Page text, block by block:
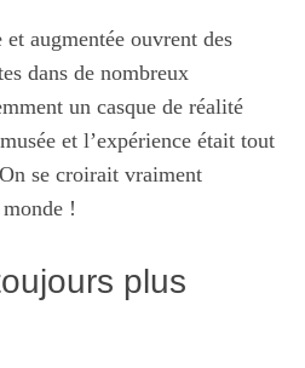
augmentée ouvrent des
dans de nombreux
un casque de réalité
et l’expérience était tout
se croirait vraiment
!
plus